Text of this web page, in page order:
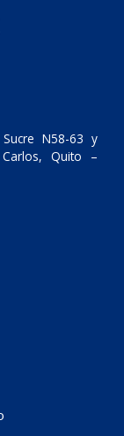
N58-63 y
Quito –